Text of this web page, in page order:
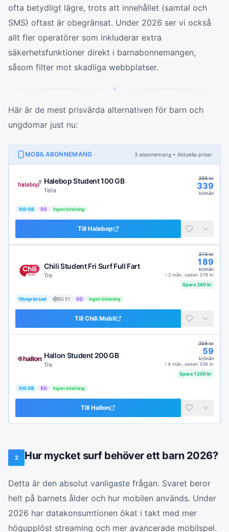
ofta betydligt lägre, trots att innehållet (samtal och
SMS) oftast är obegränsat. Under 2026 ser vi också
allt fler operatörer som inkluderar extra
säkerhetsfunktioner direkt i barnabonnemangen,
såsom filter mot skadliga webbplatser.
Här är de mest prisvärda alternativen för barn och
ungdomar just nu:
MOBILABONNEMANG 3 abonnemang • Aktuella priser
Halebop Student 100 GB
Telia
399kr
339
kr/mån
100 GB 5G Ingen bindning
Till Halebop
Chili Student Fri Surf Full Fart
Tre
379kr
189
kr/mån
i 2 mån , sedan 379 kr
Spara380kr
Obegränsad EU 51 5G Ingen bindning
Till Chili Mobil
Hallon Student 200 GB
Tre
359kr
59
kr/mån
i 4 mån , sedan 359 kr
Spara 1200kr
100 GB 5G Ingen bindning
Till Hallon
2 Hur mycket surf behöver ett barn 2026?
Detta är den absolut vanligaste frågan. Svaret beror
helt på barnets ålder och hur mobilen används. Under
2026 har datakonsumtionen ökat i takt med mer
högupplöst streaming och mer avancerade mobilspel.